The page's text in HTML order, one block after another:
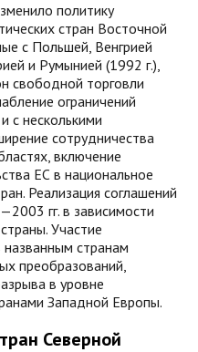
политику
стран Восточной
с Польшей, Венгрией
и Румынией (1992 г.),
свободной торговли
ограничений
с несколькими
сотрудничества
включение
ЕС в национальное
Реализация соглашений
гг. в зависимости
Участие
странам
преобразований,
в уровне
Западной Европы.
Северной